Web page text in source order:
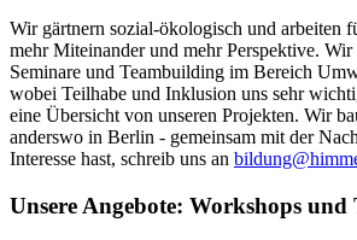
Wir gärtnern sozial-ökologisch und arbeiten
mehr Miteinander und mehr Perspektive. Wir
Seminare und Teambuilding im Bereich
wobei Teilhabe und Inklusion uns sehr
eine Übersicht von unseren Projekten. Wir
anderswo in Berlin - gemeinsam mit der
Interesse hast, schreib uns an
Unsere Angebote: Workshops